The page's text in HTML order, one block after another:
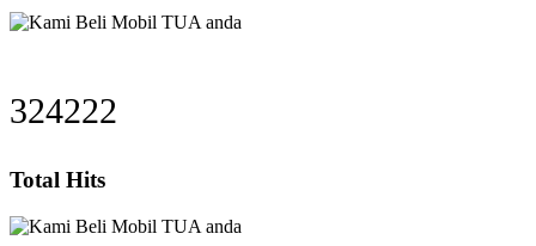
418926
Total Hits